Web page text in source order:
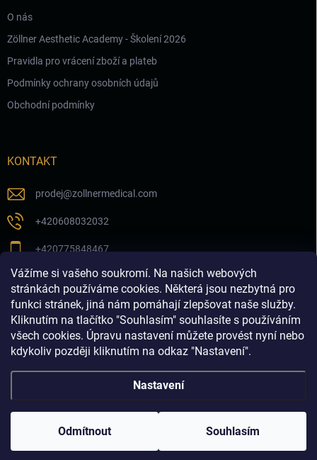
Vážíme si vašeho soukromí. Na našich webových
stránkách používáme cookies. Některá jsou nezbytná pro
funkci stránek, jiná nám pomáhají zlepšovat naše služby.
Kliknutím na tlačítko "Souhlasím" souhlasíte s používáním
všech cookies. Úpravu nastavení můžete provést nyní nebo
kdykoliv později kliknutím na odkaz "Nastavení".
Nastavení
Odmítnout Souhlasím
O nás
Zöllner Aesthetic Academy - Školení 2026
Pravidla pro vrácení zboží a plateb
Podmínky ochrany osobních údajů
Obchodní podmínky
KONTAKT
prodej@zollnermedical.com
+420608032032
+420775848467
Sledujte nás na našem FB profilu
zollnermedical_eu
Vytvořil Shoptet
Copyright 2026Produkty pro estetickou medicínu a
dermatologii│dermalnivyplne.cz
. Všechna práva vyhrazena.